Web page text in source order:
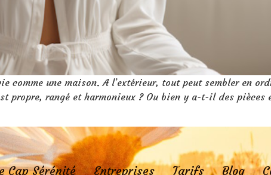
comme une maison. A l’extérieur, tout peut sembler en
rangé et harmonieux ? Ou bien y a-t-il des pièces
Cap Sérénité Entreprises Tarifs Blog